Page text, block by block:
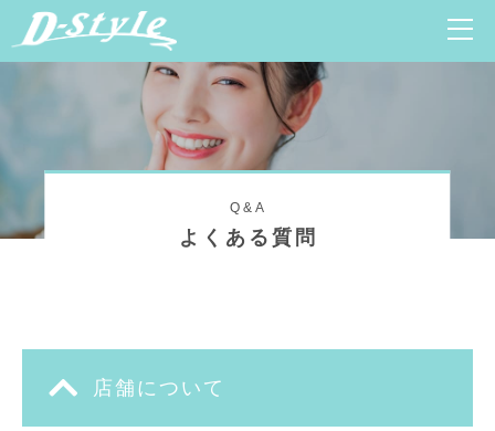
Q&A
よくある質問
店舗について